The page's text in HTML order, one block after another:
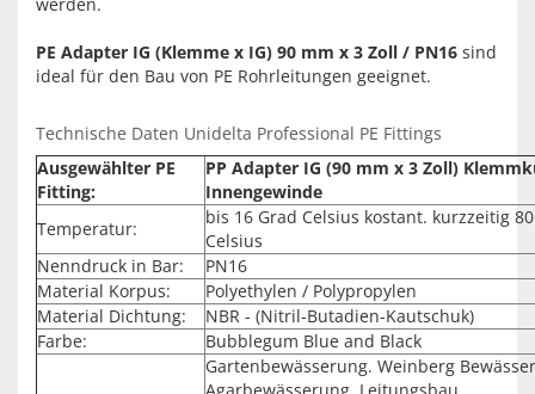
PE Adapter IG (Klemme x IG) 90 mm x 3 Zoll / PN16 sind
ideal für den Bau von PE Rohrleitungen geeignet.
Technische Daten Unidelta Professional PE Fittings
Ausgewählter PE
Fitting:
PP Adapter IG (90 mm x 3 Zoll)
Innengewinde
Temperatur:
bis 16 Grad Celsius kostant. kurzzeitig
Celsius
Nenndruck in Bar:
PN16
Material Korpus:
Polyethylen / Polypropylen
Material Dichtung:
NBR - (Nitril-Butadien-Kautschuk)
Farbe:
Bubblegum Blue and Black
Gartenbewässerung. Weinberg